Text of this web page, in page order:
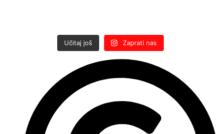
Učitaj još Zaprati nas